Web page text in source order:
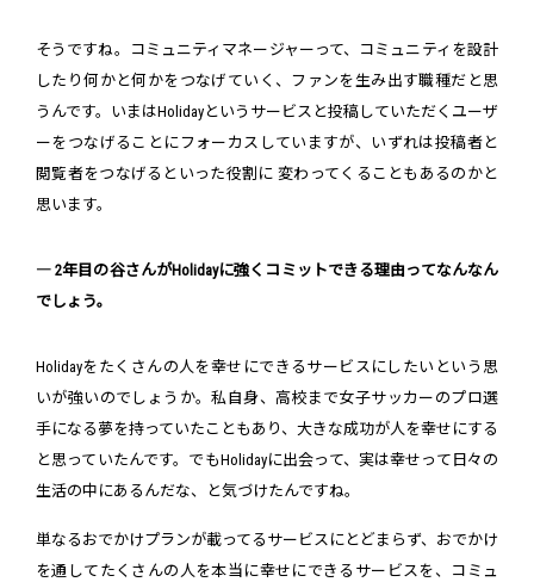
そうですね。コミュニティマネージャーって、コミュニティを設計
したり何かと何かをつなげていく、ファンを生み出す職種だと思
うんです。いまはHolidayというサービスと投稿していただくユーザ
ーをつなげることにフォーカスしていますが、いずれは投稿者と
閲覧者をつなげるといった役割に 変わってくることもあるのかと
思います。
― 2年目の谷さんがHolidayに強くコミットできる理由ってなんなん
でしょう。
Holidayをたくさんの人を幸せにできるサービスにしたいという思
いが強いのでしょうか。私自身、高校まで女子サッカーのプロ選
手になる夢を持っていたこともあり、大きな成功が人を幸せにする
と思っていたんです。でもHolidayに出会って、実は幸せって日々の
生活の中にあるんだな、と気づけたんですね。
単なるおでかけプランが載ってるサービスにとどまらず、おでかけ
を通してたくさんの人を本当に幸せにできるサービスを、コミュ